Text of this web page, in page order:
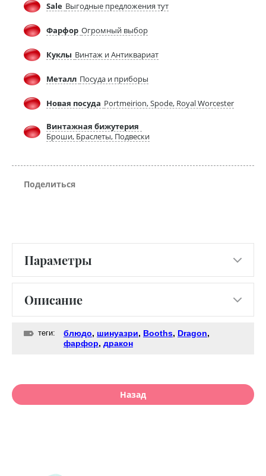
Sale Выгодные предложения тут
Фарфор Огромный выбор
Куклы Винтаж и Антиквариат
Металл Посуда и приборы
Новая посуда Portmeirion, Spode, Royal Worcester
Винтажная бижутерия
Броши, Браслеты, Подвески
Поделиться
Параметры
Описание
теги: блюдо, шинуазри, Booths, Dragon,
фарфор, дракон
Назад